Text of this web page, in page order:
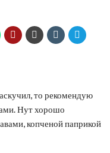
то рекомендую
Нут хорошо
копченой паприкой